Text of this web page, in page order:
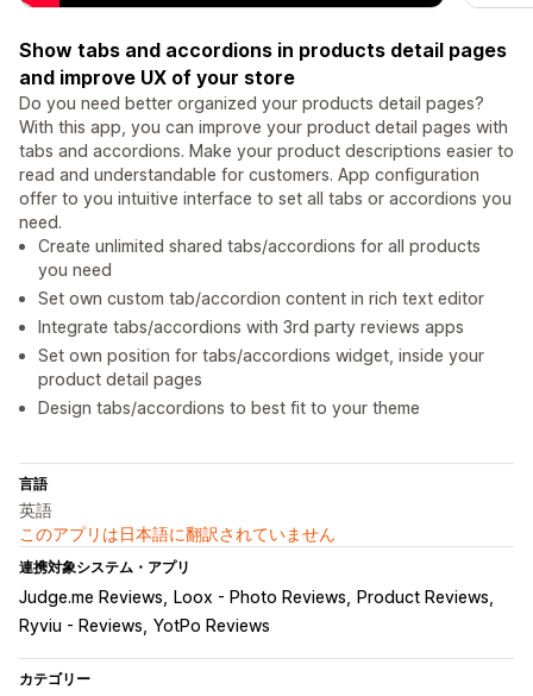
Show tabs and accordions in products detail pages
and improve UX of your store
Do you need better organized your products detail pages?
With this app, you can improve your product detail pages with
tabs and accordions. Make your product descriptions easier to
read and understandable for customers. App configuration
offer to you intuitive interface to set all tabs or accordions you
need.
Create unlimited shared tabs/accordions for all products
you need
Set own custom tab/accordion content in rich text editor
Integrate tabs/accordions with 3rd party reviews apps
Set own position for tabs/accordions widget, inside your
product detail pages
Design tabs/accordions to best fit to your theme
言語
英語
このアプリは日本語に翻訳されていません
連携対象システム・アプリ
Judge.me Reviews Loox - Photo Reviews Product Reviews
Ryviu - Reviews YotPo Reviews
カテゴリー